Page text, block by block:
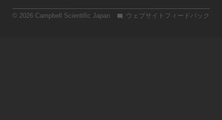
ウェブサイトフィードバック
© 2026 Campbell Scientific Japan